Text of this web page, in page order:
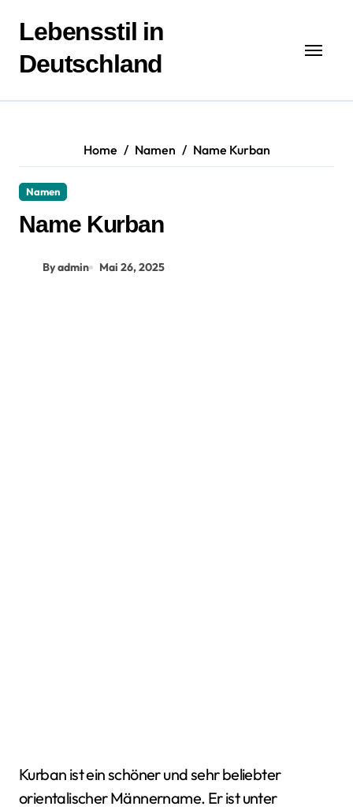
Inhalt
springen
Lebensstil in
Deutschland
Home Namen Name Kurban
Namen
Name Kurban
By admin Mai 26, 2025
Kurban ist ein schöner und sehr beliebter
orientalischer Männername. Er ist unter